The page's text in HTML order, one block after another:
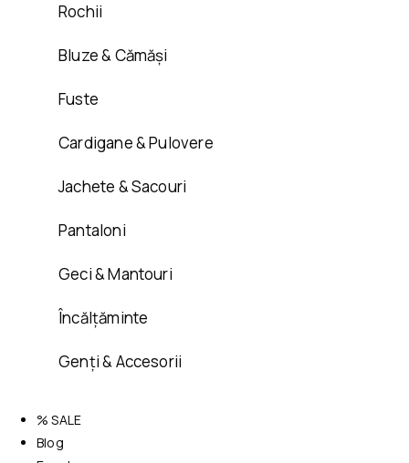
Rochii
Bluze & Cămăși
Fuste
Cardigane & Pulovere
Jachete & Sacouri
Pantaloni
Geci & Mantouri
Încălțăminte
Genți & Accesorii
% SALE
Blog